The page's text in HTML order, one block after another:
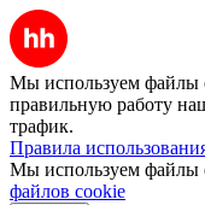
Мы используем файлы
правильную работу
трафик.
Правила
Мы используем файлы
файлов cookie